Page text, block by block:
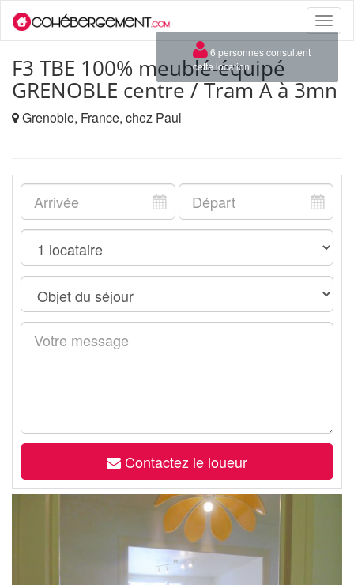
Toggle
F3 TBE 100% meublé-équipé
GRENOBLE centre / Tram A à 3mn
Grenoble, France, chez Paul
Contactez le loueur
×
6 personnes consultent
cette location